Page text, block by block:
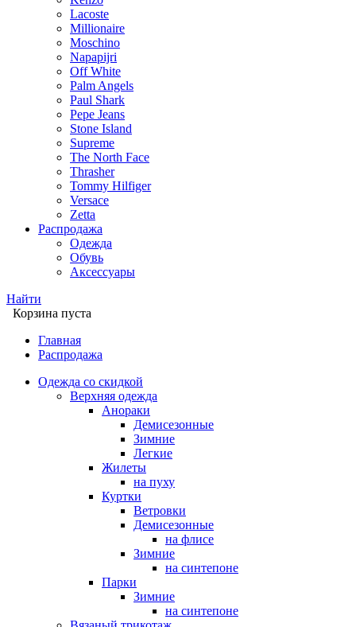
Lacoste
Millionaire
Moschino
Napapijri
Off White
Palm Angels
Paul Shark
Pepe Jeans
Stone Island
Supreme
The North Face
Thrasher
Tommy Hilfiger
Versace
Zetta
Распродажа
Одежда
Обувь
Аксессуары
Найти
Корзина пуста
Главная
Распродажа
Одежда со скидкой
Верхняя одежда
Анораки
Демисезонные
Зимние
Легкие
Жилеты
на пуху
Куртки
Ветровки
Демисезонные
на флисе
Зимние
на синтепоне
Парки
Зимние
на синтепоне